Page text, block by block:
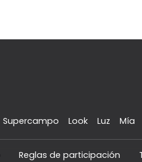
Supercampo Look Luz Mía
Reglas de participación